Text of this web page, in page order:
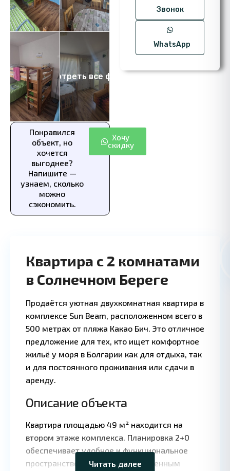
Посмотреть все фото 8
Понравился
объект, но
хочется
выгоднее?
Напишите —
узнаем, сколько
можно
сэкономить.
Хочу
скидку
Звонок
WhatsApp
Квартира с 2 комнатами
в Солнечном Береге
Продаётся уютная двухкомнатная квартира в
комплексе Sun Beam, расположенном всего в
500 метрах от пляжа Какао Бич. Это отличное
предложение для тех, кто ищет комфортное
жильё у моря в Болгарии как для отдыха, так
и для постоянного проживания или сдачи в
аренду.
Описание объекта
Квартира площадью 49 м² находится на
втором этаже комплекса. Планировка 2+0
обеспечивает удобное и функциональное
пространство с хорошим естественным
Читать далее